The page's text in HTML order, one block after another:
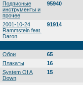
Подписные
инструменты и
прочее
95940
2001-10-24
Rammstein feat.
Daron
91914
Обои
65
Плакаты
16
System Of A
Down
15